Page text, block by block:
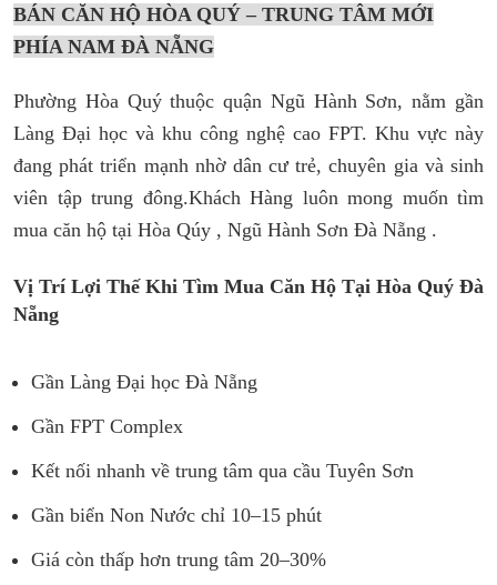
BÁN CĂN HỘ HÒA QUÝ – TRUNG TÂM MỚI
PHÍA NAM ĐÀ NẴNG
Phường Hòa Quý thuộc quận Ngũ Hành Sơn, nằm gần
Làng Đại học và khu công nghệ cao FPT. Khu vực này
đang phát triển mạnh nhờ dân cư trẻ, chuyên gia và sinh
viên tập trung đông.Khách Hàng luôn mong muốn tìm
mua căn hộ tại Hòa Qúy , Ngũ Hành Sơn Đà Nẵng .
Vị Trí Lợi Thế Khi Tìm Mua Căn Hộ Tại Hòa Quý Đà
Nẵng
Gần Làng Đại học Đà Nẵng
Gần FPT Complex
Kết nối nhanh về trung tâm qua cầu Tuyên Sơn
Gần biển Non Nước chỉ 10–15 phút
Giá còn thấp hơn trung tâm 20–30%